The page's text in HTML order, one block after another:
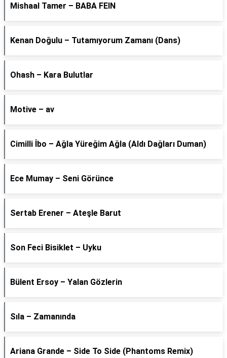
Mishaal Tamer – BABA FEIN
Kenan Doğulu – Tutamıyorum Zamanı (Dans)
Ohash – Kara Bulutlar
Motive – av
Cimilli İbo – Ağla Yüreğim Ağla (Aldı Dağları Duman)
Ece Mumay – Seni Görünce
Sertab Erener – Ateşle Barut
Son Feci Bisiklet – Uyku
Bülent Ersoy – Yalan Gözlerin
Sıla – Zamanında
Ariana Grande – Side To Side (Phantoms Remix)